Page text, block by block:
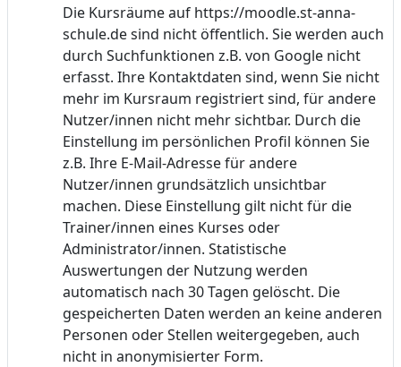
Die Kursräume auf https://moodle.st-anna-
schule.de sind nicht öffentlich. Sie werden auch
durch Suchfunktionen z.B. von Google nicht
erfasst. Ihre Kontaktdaten sind, wenn Sie nicht
mehr im Kursraum registriert sind, für andere
Nutzer/innen nicht mehr sichtbar. Durch die
Einstellung im persönlichen Profil können Sie
z.B. Ihre E-Mail-Adresse für andere
Nutzer/innen grundsätzlich unsichtbar
machen. Diese Einstellung gilt nicht für die
Trainer/innen eines Kurses oder
Administrator/innen. Statistische
Auswertungen der Nutzung werden
automatisch nach 30 Tagen gelöscht. Die
gespeicherten Daten werden an keine anderen
Personen oder Stellen weitergegeben, auch
nicht in anonymisierter Form.